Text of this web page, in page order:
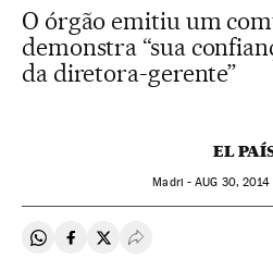
O órgão emitiu um
demonstra “sua
da diretora-gerente”
EL
Madri -AUG 30, 2014
Compartir en Whatsapp
Compartir en Facebook
Compartir en Twitter
Desplegar Redes